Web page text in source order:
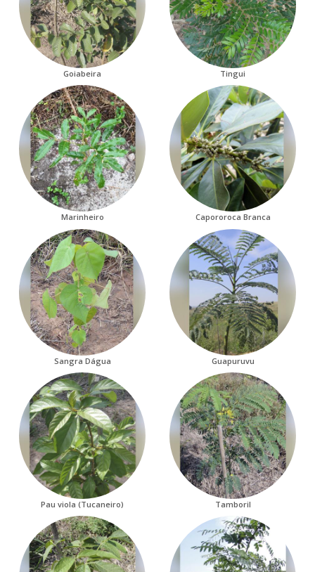
Goiabeira Tingui
Marinheiro Capororoca Branca
Sangra Dágua Guapuruvu
Pau viola (Tucaneiro) Tamboril